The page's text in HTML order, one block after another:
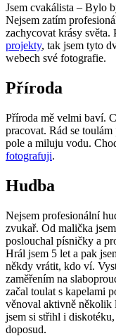
Jsem cvakálista – Bylo
Nejsem zatím
zachycovat krásy světa.
projekty, tak jsem tyto
webech své fotografie.
Příroda
Příroda mě velmi baví.
pracovat. Rád se
pole a miluju vodu.
fotografuji.
Hudba
Nejsem profesionální
zvukař. Od malička
poslouchal písničky a
Hrál jsem 5 let a pak
někdy vrátit, kdo ví.
zaměřením na
začal toulat s kapelami
věnoval aktivně několik
jsem si střihl i
doposud.